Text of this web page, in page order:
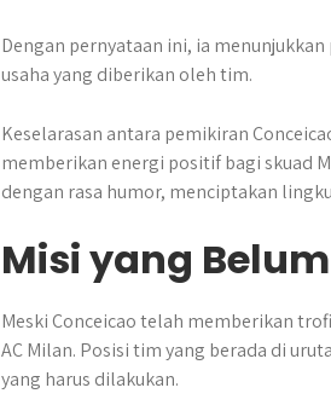
Dengan pernyataan ini, ia
usaha yang diberikan oleh tim.
Keselarasan antara pemikiran
memberikan energi positif bagi skuad
dengan rasa humor, menciptakan
Misi yang
Meski Conceicao telah memberikan
AC Milan. Posisi tim yang berada di
yang harus dilakukan.